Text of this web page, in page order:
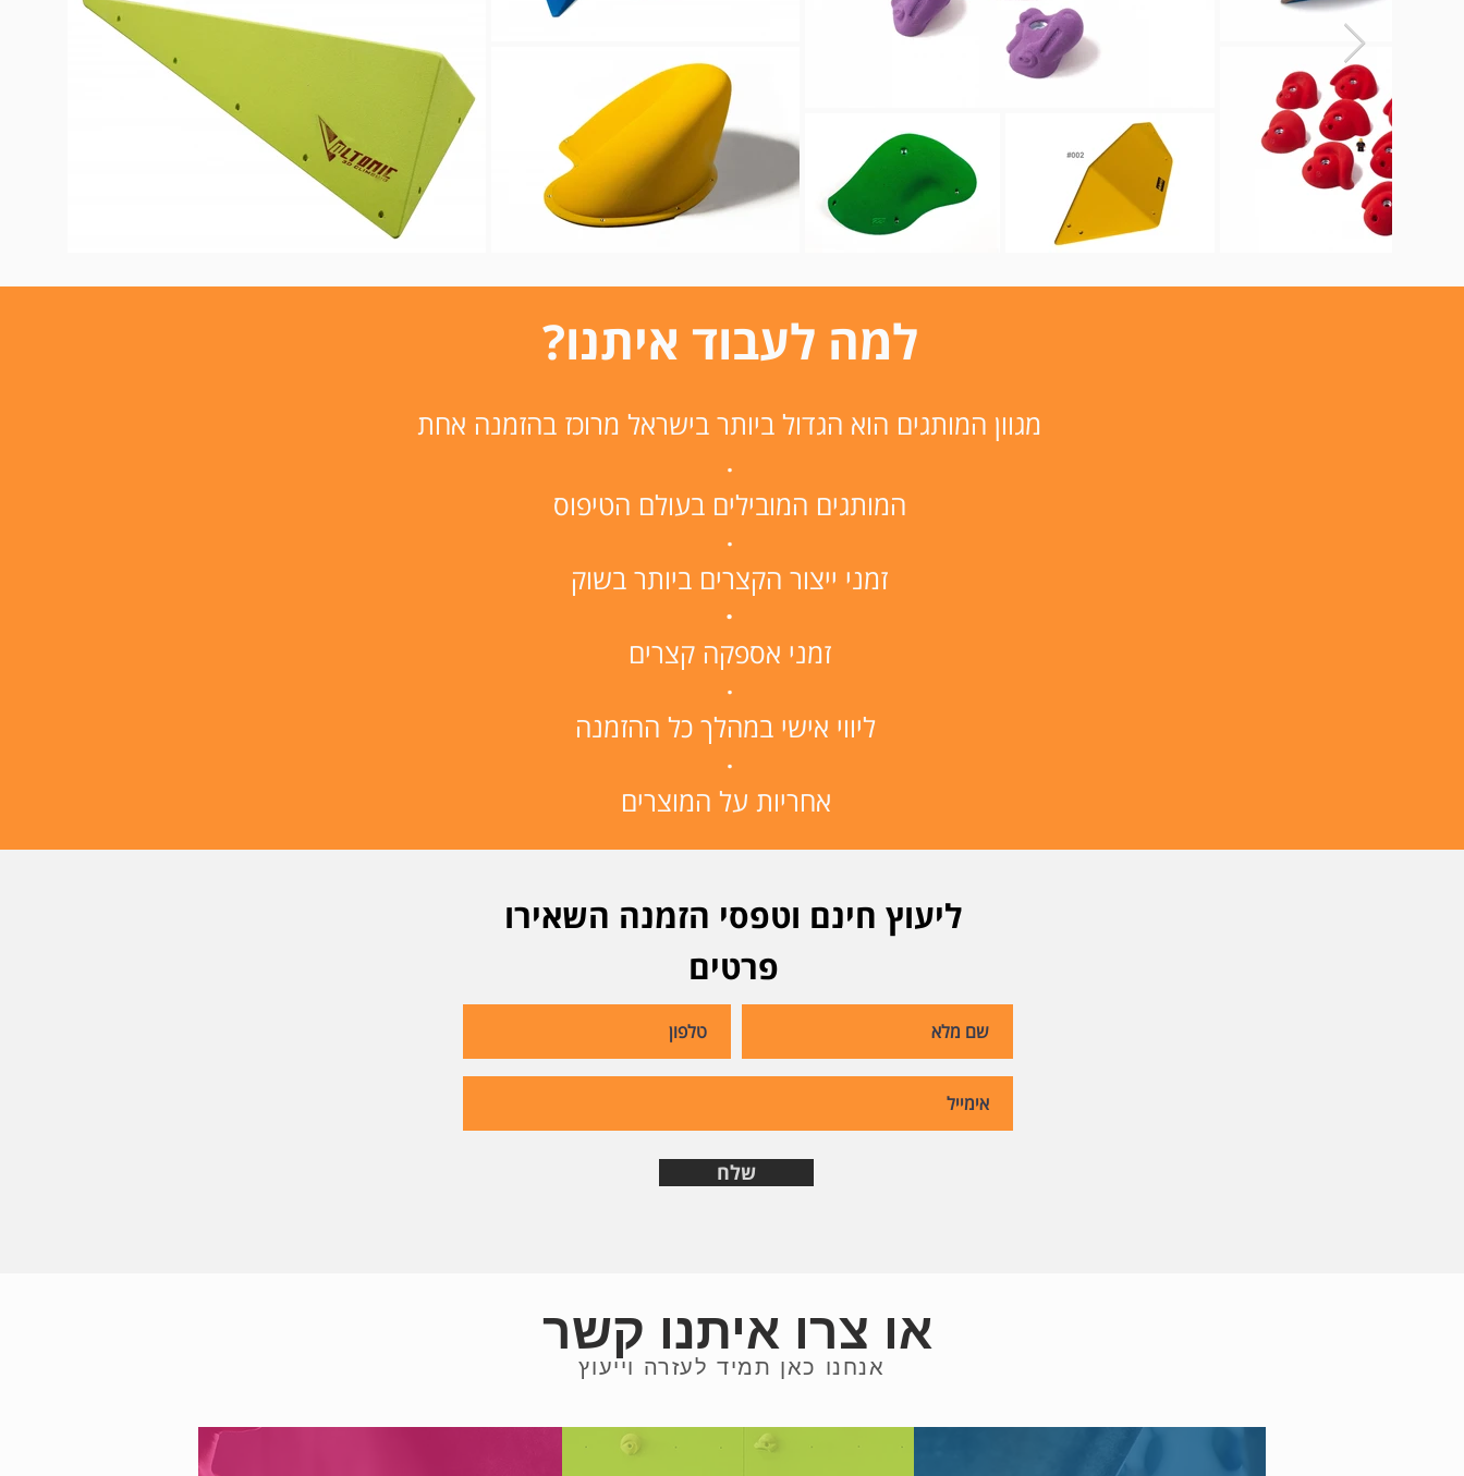
למה לעבוד איתנו?
מגוון המותגים הוא הגדול ביותר בישראל מרוכז בהזמנה אחת
·
המותגים המובילים בעולם הטיפוס
·
זמני ייצור הקצרים ביותר בשוק
·
זמני אספקה קצרים
·
ליווי אישי במהלך כל ההזמנה
·
אחריות על המוצרים
ליעוץ חינם וטפסי הזמנה השאירו
פרטים
שלח
או צרו איתנו קשר
אנחנו כאן תמיד לעזרה וייעוץ